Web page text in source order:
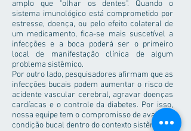
amplo que "olhar os dentes". Quando o
sistema imunológico está comprometido por
estresse, doença, ou pelo efeito colateral de
um medicamento, fica-se mais suscetível a
infecções e a boca poderá ser o primeiro
local de manifestação clínica de algum
problema sistêmico.
Por outro lado, pesquisadores afirmam que as
infecções bucais podem aumentar o risco de
acidente vascular cerebral, agravar doenças
cardíacas e o controle da diabetes. Por isso,
nossa equipe tem o compromisso de avaliar a
condição bucal dentro do contexto sistêmico.